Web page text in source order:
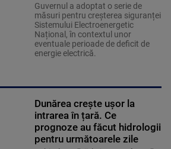
Guvernul a adoptat o serie de
măsuri pentru creșterea siguranței
Sistemului Electroenergetic
Național, în contextul unor
eventuale perioade de deficit de
energie electrică.
Dunărea crește ușor la
intrarea în țară. Ce
prognoze au făcut hidrologii
pentru următoarele zile